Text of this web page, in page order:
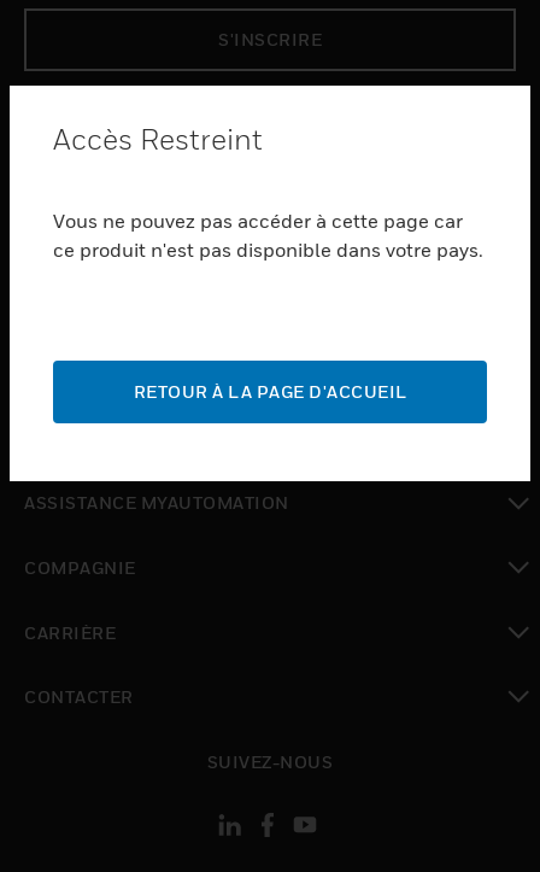
S'INSCRIRE
toggle view
SERVICES
toggle view
toggle view
toggle view
ASSISTANCE MYAUTOMATION
COMPAGNIE
CARRIÈRE
CONTACTER
SUIVEZ-NOUS
Accès Restreint
Vous ne pouvez pas accéder à cette page car
ce produit n'est pas disponible dans votre pays.
RETOUR À LA PAGE D'ACCUEIL